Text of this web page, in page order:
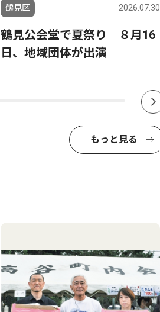
鶴見区 2026.07.30
鶴見公会堂で夏祭り ８月16
日、地域団体が出演
もっと見る